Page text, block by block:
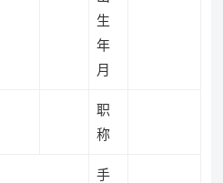
生
年
月
职
称
手